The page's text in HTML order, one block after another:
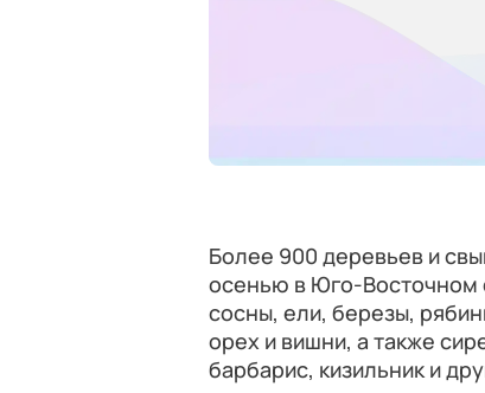
Более 900 деревьев и
осенью в Юго-Восточном
сосны, ели, березы,
орех и вишни, а также
барбарис, кизильник и